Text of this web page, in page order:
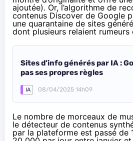
ajoutée). Or, l’algorithme de
contenus Discover de Google
une quarantaine de sites
dont plusieurs relaient rumeurs
Sites d’info générés par IA :
pas ses propres règles
IA 08/04/2025 14h09
Le nombre de morceaux de
le détecteur de contenus
par la plateforme est passé de